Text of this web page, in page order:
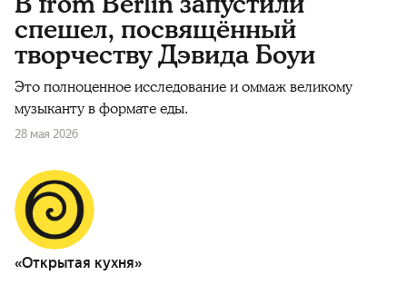
спешел, посвящённый
творчеству Дэвида Боуи
Это полноценное исследование и оммаж великому
музыканту в формате еды.
28 мая 2026
«Открытая кухня»